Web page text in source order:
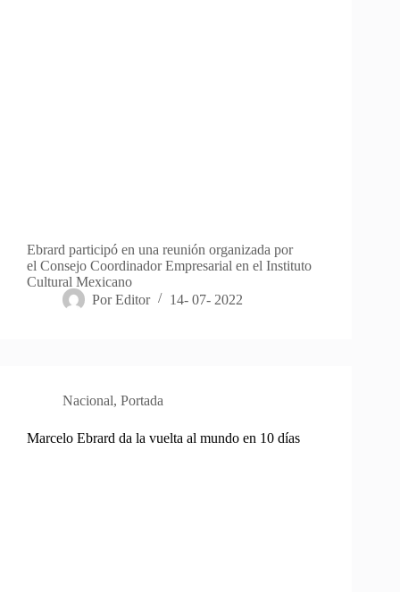
Ebrard participó en una reunión organizada por
el Consejo Coordinador Empresarial en el Instituto
Cultural Mexicano
Por Editor 14- 07- 2022
Nacional, Portada
Marcelo Ebrard da la vuelta al mundo en 10 días